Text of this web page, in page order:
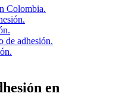
Colombia.
de adhesión.
en